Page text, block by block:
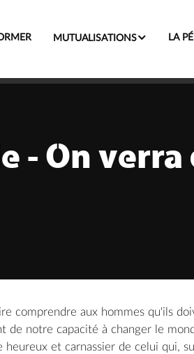
MUTUALISATIONS LA
- On
comprendre aux hommes qu'ils
notre capacité à changer le
et carnassier de celui qui,